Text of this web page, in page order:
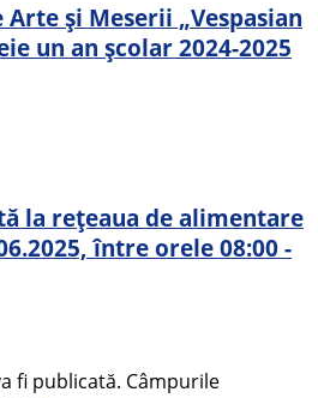
Arte și Meserii „Vespasian
un an școlar 2024-2025
la rețeaua de alimentare
între orele 08:00 -
fi publicată. Câmpurile